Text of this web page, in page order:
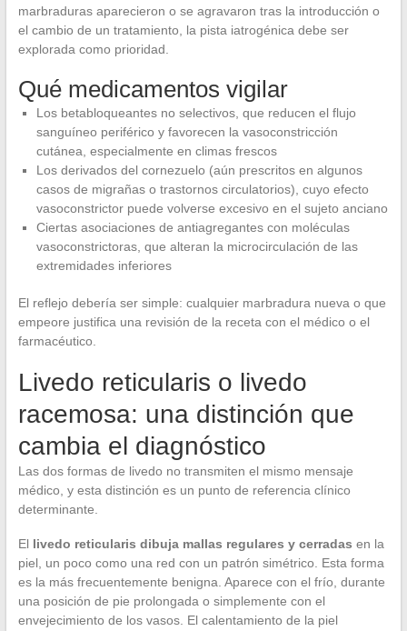
marbraduras aparecieron o se agravaron tras la introducción o
el cambio de un tratamiento, la pista iatrogénica debe ser
explorada como prioridad.
Qué medicamentos vigilar
Los betabloqueantes no selectivos, que reducen el flujo
sanguíneo periférico y favorecen la vasoconstricción
cutánea, especialmente en climas frescos
Los derivados del cornezuelo (aún prescritos en algunos
casos de migrañas o trastornos circulatorios), cuyo efecto
vasoconstrictor puede volverse excesivo en el sujeto anciano
Ciertas asociaciones de antiagregantes con moléculas
vasoconstrictoras, que alteran la microcirculación de las
extremidades inferiores
El reflejo debería ser simple: cualquier marbradura nueva o que
empeore justifica una revisión de la receta con el médico o el
farmacéutico.
Livedo reticularis o livedo
racemosa: una distinción que
cambia el diagnóstico
Las dos formas de livedo no transmiten el mismo mensaje
médico, y esta distinción es un punto de referencia clínico
determinante.
El livedo reticularis dibuja mallas regulares y cerradas en la
piel, un poco como una red con un patrón simétrico. Esta forma
es la más frecuentemente benigna. Aparece con el frío, durante
una posición de pie prolongada o simplemente con el
envejecimiento de los vasos. El calentamiento de la piel